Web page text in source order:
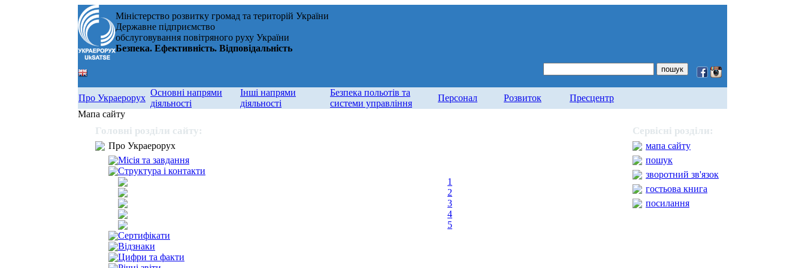
Міністерство розвитку громад та територій України
Державне підприємство
обслуговування повітряного руху України
Безпека. Ефективність. Відповідальність
Про Украерорух
Основні напрями
діяльності
Інші напрями
діяльності
Безпека польотів та
системи управління
Персонал Розвиток
Пресцентр
Мапа сайту
Головні розділи сайту:
Про Украерорух
Місія та завдання
Структура і контакти
1
2
3
4
5
Сертифікати
Відзнаки
Цифри та факти
Сервісні розділи:
мапа сайту
пошук
зворотний зв'язок
гостьова книга
посилання